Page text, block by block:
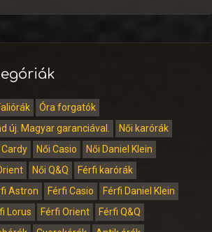
Óra forgatók
új. Magyar garanciával.
Női karórák
Cardy Női Casio
Női Daniel Klein
Női Q&Q
Férfi karórák
Astron Férfi Casio
Férfi Daniel Klein
Lorus Férfi Orient
Férfi Q&Q